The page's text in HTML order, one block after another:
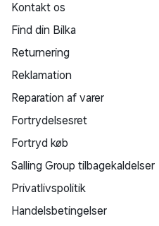
Kontakt os
Find din Bilka
Returnering
Reklamation
Reparation af varer
Fortrydelsesret
Fortryd køb
Salling Group tilbagekaldelser
Privatlivspolitik
Handelsbetingelser